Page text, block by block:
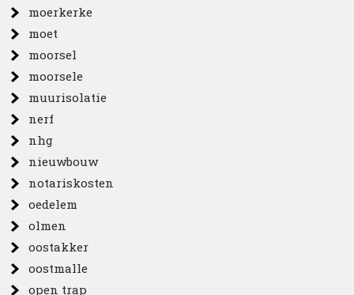
moerkerke
moet
moorsel
moorsele
muurisolatie
nerf
nhg
nieuwbouw
notariskosten
oedelem
olmen
oostakker
oostmalle
open trap